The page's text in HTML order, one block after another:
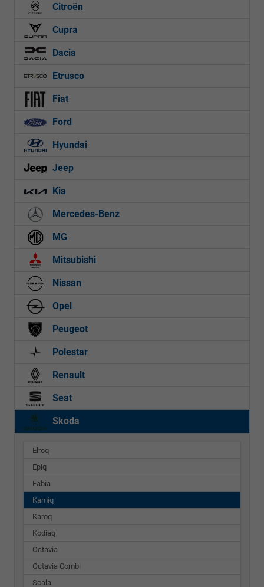
Citroën
Cupra
Dacia
Etrusco
Fiat
Ford
Hyundai
Jeep
Kia
Mercedes-Benz
MG
Mitsubishi
Nissan
Opel
Peugeot
Polestar
Renault
Seat
Skoda
Elroq
Epiq
Fabia
Kamiq
Karoq
Kodiaq
Octavia
Octavia Combi
Scala